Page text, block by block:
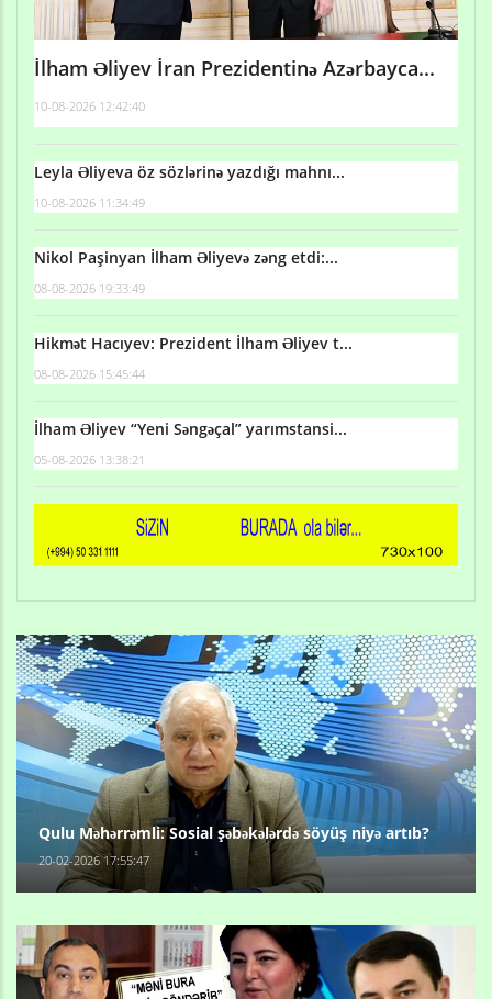
İlham Əliyev İran Prezidentinə Azərbayca...
10-08-2026 12:42:40
Leyla Əliyeva öz sözlərinə yazdığı mahnı...
10-08-2026 11:34:49
Nikol Paşinyan İlham Əliyevə zəng etdi:...
08-08-2026 19:33:49
Hikmət Hacıyev: Prezident İlham Əliyev t...
08-08-2026 15:45:44
İlham Əliyev “Yeni Səngəçal” yarımstansi...
05-08-2026 13:38:21
Qulu Məhərrəmli: Sosial şəbəkələrdə söyüş niyə artıb?
20-02-2026 17:55:47